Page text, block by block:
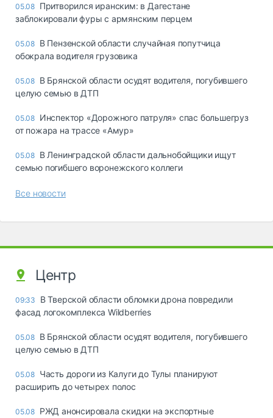
05.08 Притворился иранским: в Дагестане
заблокировали фуры с армянским перцем
05.08 В Пензенской области случайная попутчица
обокрала водителя грузовика
05.08 В Брянской области осудят водителя, погубившего
целую семью в ДТП
05.08 Инспектор «Дорожного патруля» спас большегруз
от пожара на трассе «Амур»
05.08 В Ленинградской области дальнобойщики ищут
семью погибшего воронежского коллеги
Все новости
Центр
09:33
В Тверской области обломки дрона повредили
фасад логокомплекса Wildberries
05.08 В Брянской области осудят водителя, погубившего
целую семью в ДТП
05.08 Часть дороги из Калуги до Тулы планируют
расширить до четырех полос
05.08 РЖД анонсировала скидки на экспортные